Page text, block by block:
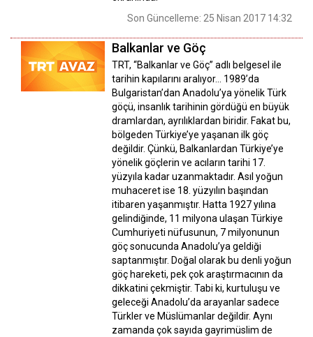
Son Güncelleme: 25 Nisan 2017 14:32
Balkanlar ve Göç
TRT, “Balkanlar ve Göç” adlı belgesel ile
tarihin kapılarını aralıyor... 1989’da
Bulgaristan’dan Anadolu’ya yönelik Türk
göçü, insanlık tarihinin gördüğü en büyük
dramlardan, ayrılıklardan biridir. Fakat bu,
bölgeden Türkiye’ye yaşanan ilk göç
değildir. Çünkü, Balkanlardan Türkiye’ye
yönelik göçlerin ve acıların tarihi 17.
yüzyıla kadar uzanmaktadır. Asıl yoğun
muhaceret ise 18. yüzyılın başından
itibaren yaşanmıştır. Hatta 1927 yılına
gelindiğinde, 11 milyona ulaşan Türkiye
Cumhuriyeti nüfusunun, 7 milyonunun
göç sonucunda Anadolu’ya geldiği
saptanmıştır. Doğal olarak bu denli yoğun
göç hareketi, pek çok araştırmacının da
dikkatini çekmiştir. Tabi ki, kurtuluşu ve
geleceği Anadolu’da arayanlar sadece
Türkler ve Müslümanlar değildir. Aynı
zamanda çok sayıda gayrimüslim de